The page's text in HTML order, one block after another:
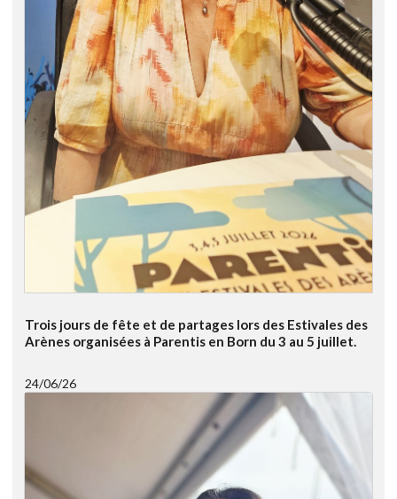
Trois jours de fête et de partages lors des Estivales des
Arènes organisées à Parentis en Born du 3 au 5 juillet.
24/06/26